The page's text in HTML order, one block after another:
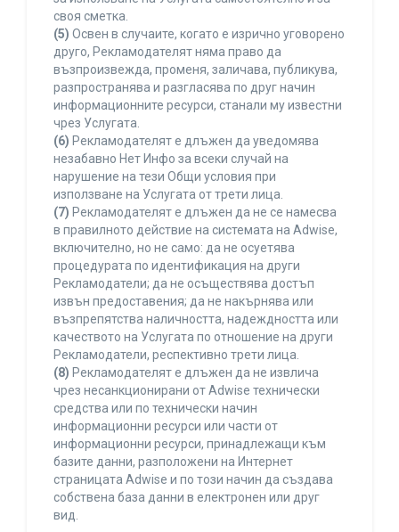
своя сметка.
(5) Освен в случаите, когато е изрично уговорено
друго, Рекламодателят няма право да
възпроизвежда, променя, заличава, публикува,
разпространява и разгласява по друг начин
информационните ресурси, станали му известни
чрез Услугата.
(6) Рекламодателят е длъжен да уведомява
незабавно Нет Инфо за всеки случай на
нарушение на тези Общи условия при
използване на Услугата от трети лица.
(7) Рекламодателят е длъжен да не се намесва
в правилното действие на системата на Adwise,
включително, но не само: да не осуетява
процедурата по идентификация на други
Рекламодатели; да не осъществява достъп
извън предоставения; да не накърнява или
възпрепятства наличността, надеждността или
качеството на Услугата по отношение на други
Рекламодатели, респективно трети лица.
(8) Рекламодателят е длъжен да не извлича
чрез несанкционирани от Adwise технически
средства или по технически начин
информационни ресурси или части от
информационни ресурси, принадлежащи към
базите данни, разположени на Интернет
страницата Adwise и по този начин да създава
собствена база данни в електронен или друг
вид.